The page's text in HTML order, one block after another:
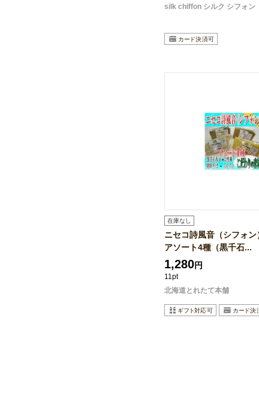
silk chiffon シルク シフォン
在庫なし
ニセコ詩風音（シフォ
アソート4種（黒千石...
1,280円
11pt
北海道とれたて本舗